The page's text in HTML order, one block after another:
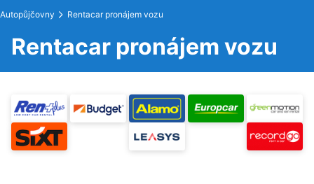
Autopůjčovny Rentacar pronájem vozu
Rentacar pronájem vozu